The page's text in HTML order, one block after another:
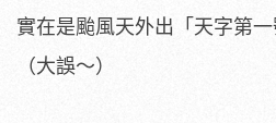
實在是颱風天外出「天字第一
（大誤～）